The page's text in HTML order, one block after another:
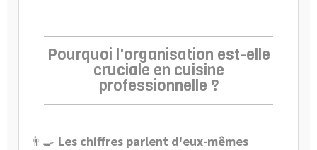
Pourquoi l'organisation est-elle
cruciale en cuisine
professionnelle ?
👨‍🍳 Les chiffres parlent d'eux-mêmes